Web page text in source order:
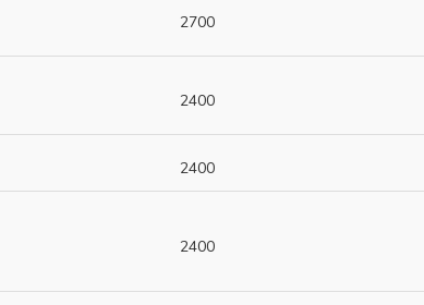
2700
2400
2400
2400